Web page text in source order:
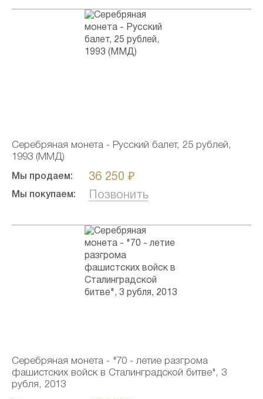
Серебряная монета - Русский балет, 25 рублей,
1993 (ММД)
Мы продаем: 36 250 ₽
Мы покупаем: Позвонить
Серебряная монета - "70 - летие разгрома
фашистских войск в Сталинградской битве", 3
рубля, 2013